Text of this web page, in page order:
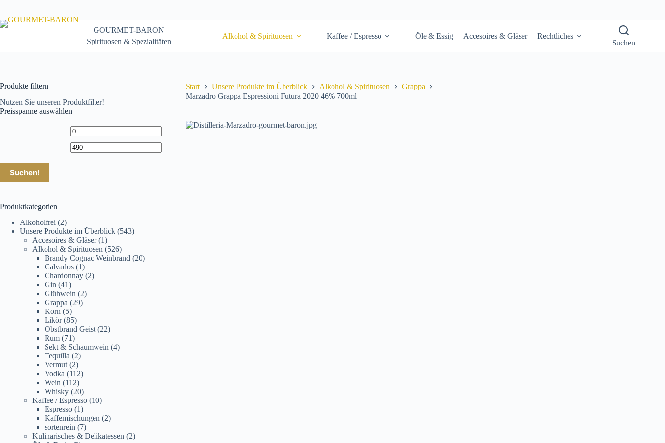
springen
GOURMET-BARON
Spirituosen & Spezialitäten
Alkohol & Spirituosen Kaffee / Espresso Öle & Essig Accesoires & Gläser
Rechtliches
Suchen
Start Unsere Produkte im Überblick Alkohol & Spirituosen
Grappa
Marzadro Grappa Espressioni Futura 2020 46% 700ml
Produkte filtern
Nutzen Sie unseren Produktfilter!
Preisspanne auswählen
Suchen!
Produktkategorien
Alkoholfrei (2)
Unsere Produkte im Überblick (543)
Accesoires & Gläser (1)
Alkohol & Spirituosen (526)
Brandy Cognac Weinbrand (20)
Calvados (1)
Chardonnay (2)
Gin (41)
Glühwein (2)
Grappa (29)
Korn (5)
Likör (85)
Obstbrand Geist (22)
Rum (71)
Sekt & Schaumwein (4)
Tequilla (2)
Vermut (2)
Vodka (112)
Wein (112)
Whisky (20)
Kaffee / Espresso (10)
Espresso (1)
Kaffemischungen (2)
sortenrein (7)
Kulinarisches & Delikatessen (2)